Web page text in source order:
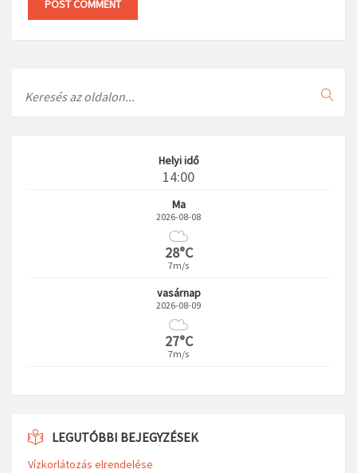
Helyi idő
14:00
Ma
2026-08-08
28°C
7m/s
vasárnap
2026-08-09
27°C
7m/s
LEGUTÓBBI BEJEGYZÉSEK
Vízkorlátozás elrendelése